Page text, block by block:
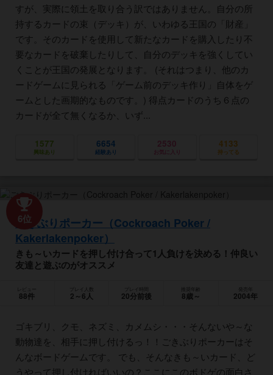
すが、実際に領土を取り合う訳ではありません。自分の所
持するカードの束（デッキ）が、いわゆる王国の「財産」
です。そのカードを使用して新たなカードを購入したり不
要なカードを破棄したりして、自分のデッキを強くしてい
くことが王国の発展となります。 (それはつまり、他のカ
ードゲームに見られる「ゲーム前のデッキ作り」自体をゲ
ームとした画期的なものです。) 得点カードのうち６点の
カードが全て無くなるか、いず...
1577
興味あり
6654
経験あり
2530
お気に入り
4133
持ってる
6位
ごきぶりポーカー（Cockroach Poker /
Kakerlakenpoker）
きも～いカードを押し付け合って1人負けを決める！仲良い
友達と遊ぶのがオススメ
88件
プレイ人数
2～6人 20分前後
推奨年齢
8歳～ 2004年
ゴキブリ、クモ、ネズミ、カメムシ・・・そんないや～な
動物達を、相手に押し付けるっ！！ごきぶりポーカーはそ
んなボードゲームです。 でも、そんなきも～いカード、ど
うやって押し付ければいいの？ここにこのボドゲの面白さ